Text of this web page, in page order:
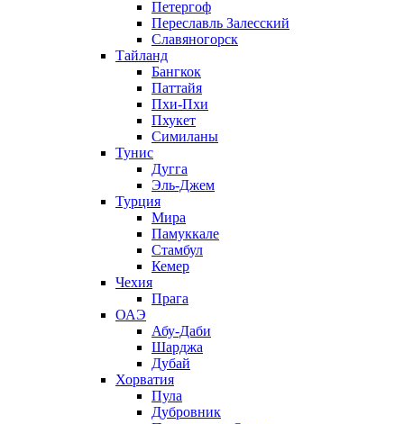
Петергоф
Переславль Залесский
Славяногорск
Тайланд
Бангкок
Паттайя
Пхи-Пхи
Пхукет
Симиланы
Тунис
Дугга
Эль-Джем
Турция
Мира
Памуккале
Стамбул
Кемер
Чехия
Прага
ОАЭ
Абу-Даби
Шарджа
Дубай
Хорватия
Пула
Дубровник